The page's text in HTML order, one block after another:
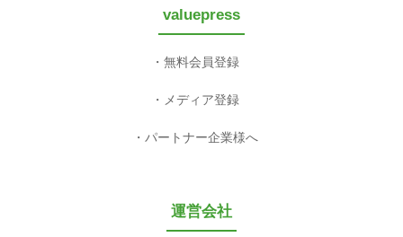
valuepress
無料会員登録
メディア登録
パートナー企業様へ
運営会社